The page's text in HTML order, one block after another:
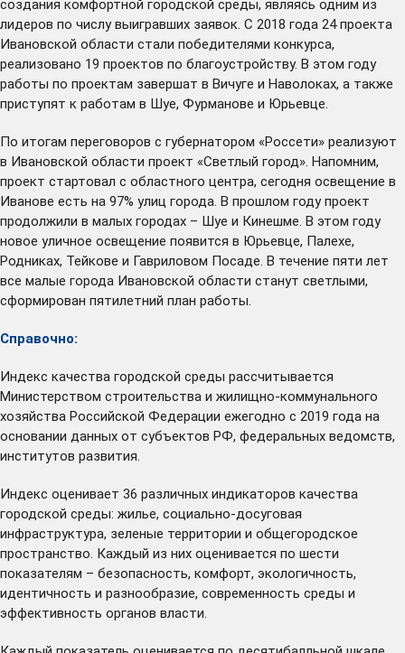
создания комфортной городской среды, являясь одним из
лидеров по числу выигравших заявок. С 2018 года 24 проекта
Ивановской области стали победителями конкурса,
реализовано 19 проектов по благоустройству. В этом году
работы по проектам завершат в Вичуге и Наволоках, а также
приступят к работам в Шуе, Фурманове и Юрьевце.
По итогам переговоров с губернатором «Россети» реализуют
в Ивановской области проект «Светлый город». Напомним,
проект стартовал с областного центра, сегодня освещение в
Иванове есть на 97% улиц города. В прошлом году проект
продолжили в малых городах – Шуе и Кинешме. В этом году
новое уличное освещение появится в Юрьевце, Палехе,
Родниках, Тейкове и Гавриловом Посаде. В течение пяти лет
все малые города Ивановской области станут светлыми,
сформирован пятилетний план работы.
Справочно:
Индекс качества городской среды рассчитывается
Министерством строительства и жилищно-коммунального
хозяйства Российской Федерации ежегодно с 2019 года на
основании данных от субъектов РФ, федеральных ведомств,
институтов развития.
Индекс оценивает 36 различных индикаторов качества
городской среды: жилье, социально-досуговая
инфраструктура, зеленые территории и общегородское
пространство. Каждый из них оценивается по шести
показателям – безопасность, комфорт, экологичность,
идентичность и разнообразие, современность среды и
эффективность органов власти.